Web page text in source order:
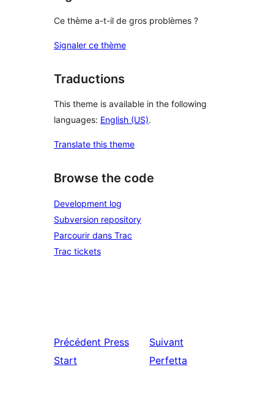
Ce thème a-t-il de gros problèmes ?
Signaler ce thème
Traductions
This theme is available in the following
languages: English (US).
Translate this theme
Browse the code
Development log
Subversion repository
Parcourir dans Trac
Trac tickets
Précédent Press
Start
Suivant
Perfetta